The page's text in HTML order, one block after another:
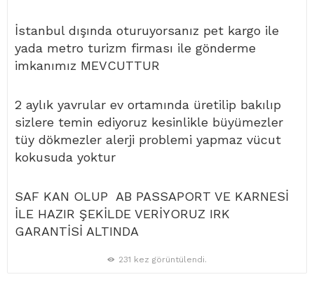
İstanbul dışında oturuyorsanız pet kargo ile
yada metro turizm firması ile gönderme
imkanımız MEVCUTTUR
2 aylık yavrular ev ortamında üretilip bakılıp
sizlere temin ediyoruz kesinlikle büyümezler
tüy dökmezler alerji problemi yapmaz vücut
kokusuda yoktur
SAF KAN OLUP AB PASSAPORT VE KARNESİ
İLE HAZIR ŞEKİLDE VERİYORUZ IRK
GARANTİSİ ALTINDA
231 kez görüntülendi.